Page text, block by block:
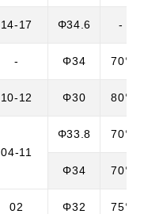
14-17 Φ34.6 -
- Φ34 70°
10-12 Φ30 80°
04-11
Φ33.8 70°
Φ34 70°
02 Φ32 75°